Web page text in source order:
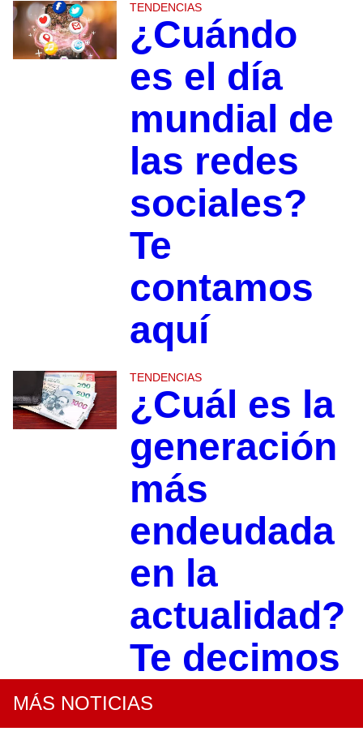
TENDENCIAS
¿Cuándo
es el día
mundial de
las redes
sociales?
Te
contamos
aquí
TENDENCIAS
¿Cuál es la
generación
más
endeudada
en la
actualidad?
Te decimos
MÁS NOTICIAS